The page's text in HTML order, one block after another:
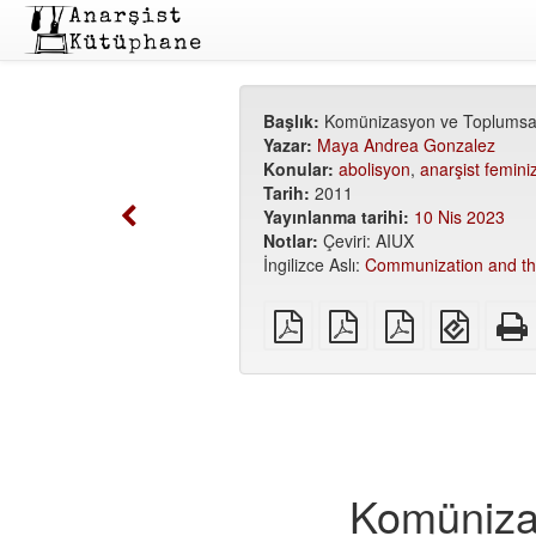
Başlık: Komünizasyon ve
Yazar: Maya Andrea Gonzalez
Konular: abolisyon, anarşist
Tarih: 2011
Yayınlanma tarihi: 10 Nis 2023
Notlar: Çeviri: AIUX
İngilizce Aslı: Communization and
Düz
PDF
A5
PDF
A6
PDF
EPUB
(mobil